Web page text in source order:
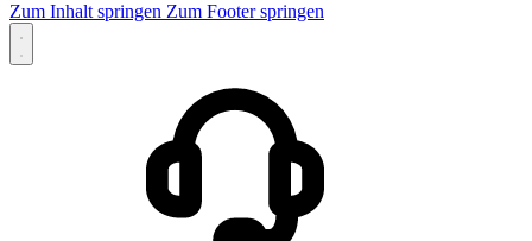
Zum Inhalt springen Zum Footer springen